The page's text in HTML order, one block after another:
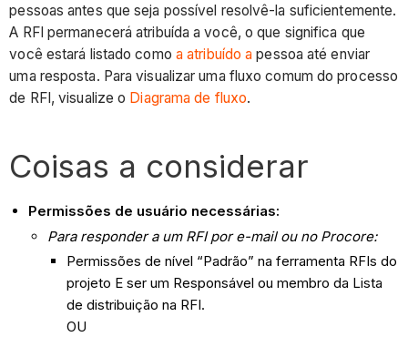
pessoas antes que seja possível resolvê-la suficientemente.
A RFI permanecerá atribuída a você, o que significa que
você estará listado como a atribuído a pessoa até enviar
uma resposta. Para visualizar uma fluxo comum do processo
de RFI, visualize o Diagrama de fluxo.
Coisas a considerar
Permissões de usuário necessárias:
Para responder a um RFI por e-mail ou no Procore:
Permissões de nível “Padrão” na ferramenta RFIs do
projeto E ser um Responsável ou membro da Lista
de distribuição na RFI.
OU